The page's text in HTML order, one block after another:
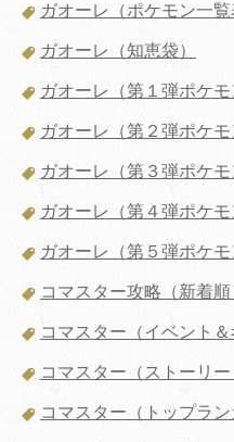
ガオーレ（ポケモン一覧
ガオーレ（知恵袋）
ガオーレ（第１弾ポケモ
ガオーレ（第２弾ポケモ
ガオーレ（第３弾ポケモ
ガオーレ（第４弾ポケモ
ガオーレ（第５弾ポケモ
コマスター攻略（新着順
コマスター（イベント＆
コマスター（ストーリー
コマスター（トップラン